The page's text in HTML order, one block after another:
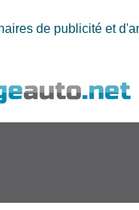
de publicité et